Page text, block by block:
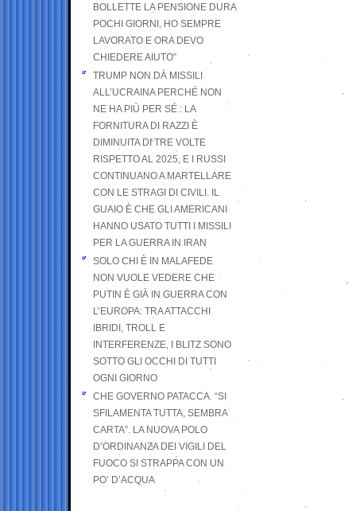
BOLLETTE LA PENSIONE DURA
POCHI GIORNI, HO SEMPRE
LAVORATO E ORA DEVO
CHIEDERE AIUTO”
TRUMP NON DÀ MISSILI
ALL’UCRAINA PERCHÉ NON
NE HA PIÙ PER SÉ : LA
FORNITURA DI RAZZI È
DIMINUITA DI TRE VOLTE
RISPETTO AL 2025, E I RUSSI
CONTINUANO A MARTELLARE
CON LE STRAGI DI CIVILI. IL
GUAIO È CHE GLI AMERICANI
HANNO USATO TUTTI I MISSILI
PER LA GUERRA IN IRAN
SOLO CHI È IN MALAFEDE
NON VUOLE VEDERE CHE
PUTIN È GIÀ IN GUERRA CON
L’EUROPA: TRA ATTACCHI
IBRIDI, TROLL E
INTERFERENZE, I BLITZ SONO
SOTTO GLI OCCHI DI TUTTI
OGNI GIORNO
CHE GOVERNO PATACCA. “SI
SFILAMENTA TUTTA, SEMBRA
CARTA”. LA NUOVA POLO
D’ORDINANZA DEI VIGILI DEL
FUOCO SI STRAPPA CON UN
PO’ D’ACQUA